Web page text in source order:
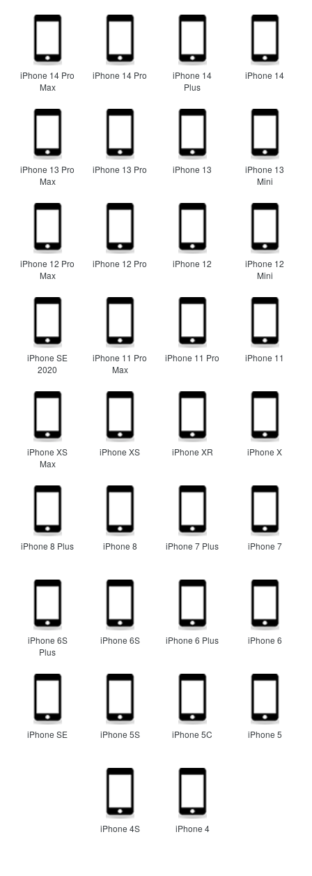
iPhone 14 Pro
Max
iPhone 14 Pro
iPhone 14
Plus
iPhone 14
iPhone 13 Pro
Max
iPhone 13 Pro iPhone 13
iPhone 13
Mini
iPhone 12 Pro
Max
iPhone 12 Pro iPhone 12
iPhone 12
Mini
iPhone SE
2020
iPhone 11 Pro
Max
iPhone 11 Pro iPhone 11
iPhone XS
Max
iPhone XS iPhone XR iPhone X
iPhone 8 Plus iPhone 8 iPhone 7 Plus iPhone 7
iPhone 6S
Plus
iPhone 6S iPhone 6 Plus iPhone 6
iPhone SE iPhone 5S iPhone 5C iPhone 5
iPhone 4S iPhone 4